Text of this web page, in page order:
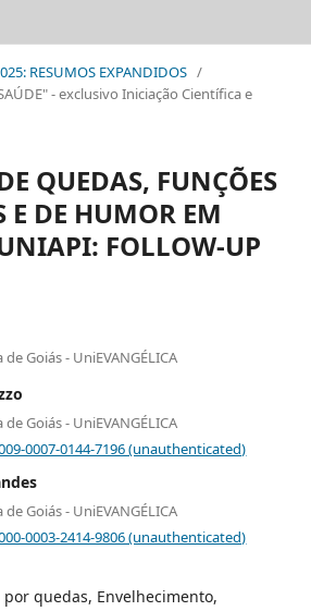
RESUMOS EXPANDIDOS /
- exclusivo Iniciação Científica e
QUEDAS, FUNÇÕES
E DE HUMOR EM
FOLLOW-UP
Goiás - UniEVANGÉLICA
Goiás - UniEVANGÉLICA
0007-0144-7196 (unauthenticated)
Goiás - UniEVANGÉLICA
0003-2414-9806 (unauthenticated)
quedas, Envelhecimento,